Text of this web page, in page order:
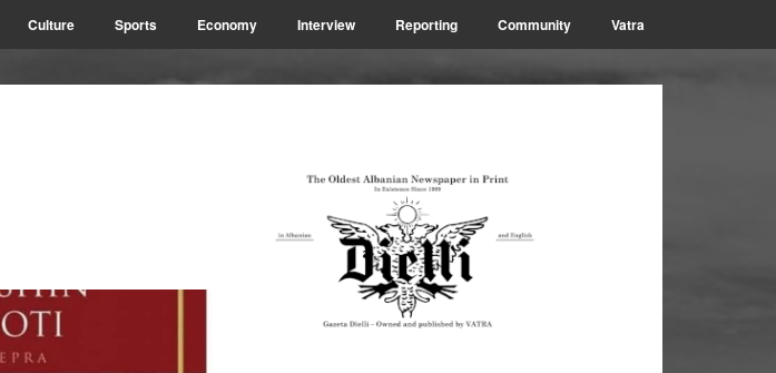
Culture Sports Economy Interview Reporting Community Vatra